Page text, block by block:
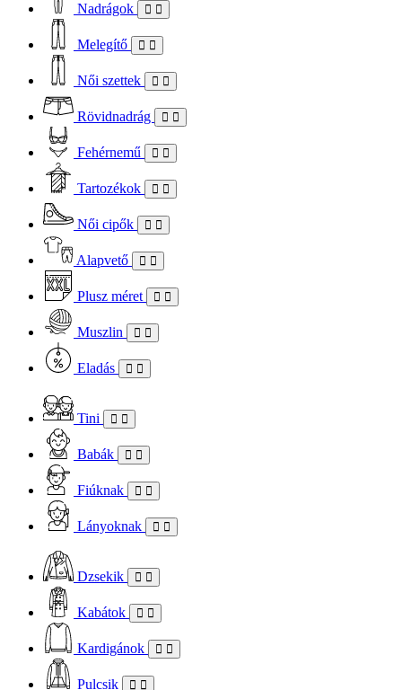
Nadrágok
Melegítő
Női szettek
Rövidnadrág
Fehérnemű
Tartozékok
Női cipők
Alapvető
Plusz méret
Muszlin
Eladás
Tini
Babák
Fiúknak
Lányoknak
Dzsekik
Kabátok
Kardigánok
Pulcsik